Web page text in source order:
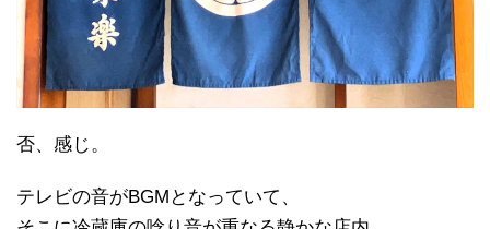
否、感じ。
テレビの音がBGMとなっていて、